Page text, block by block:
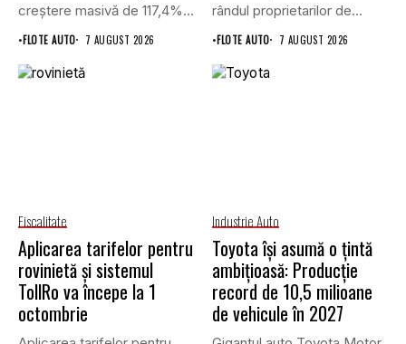
creștere masivă de 117,4%...
•FLOTE AUTO 7 AUGUST 2026
rândul proprietarilor de
•FLOTE AUTO 7 AUGUST 2026
Fiscalitate
Aplicarea tarifelor pentru
rovinietă și sistemul
TollRo va începe la 1
octombrie
Industrie Auto
Toyota își asumă o țintă
ambițioasă: Producție
record de 10,5 milioane
de vehicule în 2027